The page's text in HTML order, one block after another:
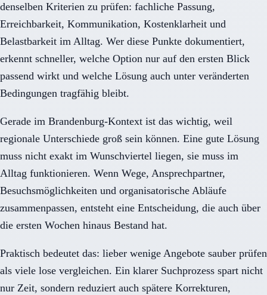
denselben Kriterien zu prüfen: fachliche Passung,
Erreichbarkeit, Kommunikation, Kostenklarheit und
Belastbarkeit im Alltag. Wer diese Punkte dokumentiert,
erkennt schneller, welche Option nur auf den ersten Blick
passend wirkt und welche Lösung auch unter veränderten
Bedingungen tragfähig bleibt.
Gerade im Brandenburg-Kontext ist das wichtig, weil
regionale Unterschiede groß sein können. Eine gute Lösung
muss nicht exakt im Wunschviertel liegen, sie muss im
Alltag funktionieren. Wenn Wege, Ansprechpartner,
Besuchsmöglichkeiten und organisatorische Abläufe
zusammenpassen, entsteht eine Entscheidung, die auch über
die ersten Wochen hinaus Bestand hat.
Praktisch bedeutet das: lieber wenige Angebote sauber prüfen
als viele lose vergleichen. Ein klarer Suchprozess spart nicht
nur Zeit, sondern reduziert auch spätere Korrekturen,